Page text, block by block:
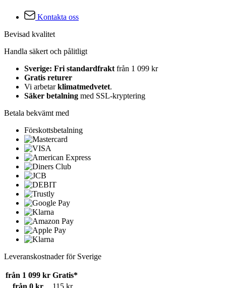
Kontakta oss
Bevisad kvalitet
Handla säkert och pålitligt
Sverige: Fri standardfrakt från 1 099 kr
Gratis returer
Vi arbetarklimatmedvetet.
Säker betalning med SSL-kryptering
Betala bekvämt med
Förskottsbetalning
Leveranskostnader för Sverige
från 1 099 kr Gratis*